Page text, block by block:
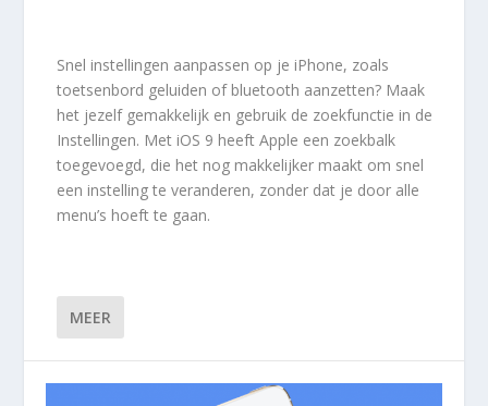
Snel instellingen aanpassen op je iPhone, zoals
toetsenbord geluiden of bluetooth aanzetten? Maak
het jezelf gemakkelijk en gebruik de zoekfunctie in de
Instellingen. Met iOS 9 heeft Apple een zoekbalk
toegevoegd, die het nog makkelijker maakt om snel
een instelling te veranderen, zonder dat je door alle
menu’s hoeft te gaan.
MEER